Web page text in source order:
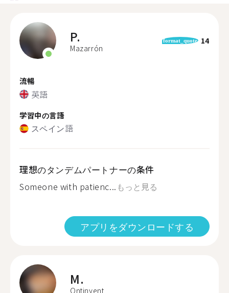
P.
Mazarrón
format_quote 14
流暢
英語
学習中の言語
スペイン語
理想のタンデムパートナーの条件
Someone with patienc... もっと見る
アプリをダウンロードする
M.
Ontinyent